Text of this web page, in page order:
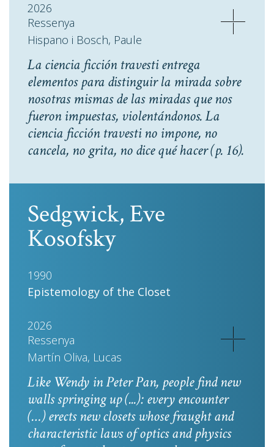
2026
Ressenya
Hispano i Bosch, Paule
La ciencia ficción travesti entrega
elementos para distinguir la mirada sobre
nosotras mismas de las miradas que nos
fueron impuestas, violentándonos. La
ciencia ficción travesti no impone, no
cancela, no grita, no dice qué hacer(p. 16).
Sedgwick, Eve
Kosofsky
1990
Epistemology of the Closet
2026
Ressenya
Martín Oliva, Lucas
Like Wendy inPeter Pan, people find new
walls springing up (...): every encounter
(…) erects new closets whose fraught and
characteristic laws of optics and physics